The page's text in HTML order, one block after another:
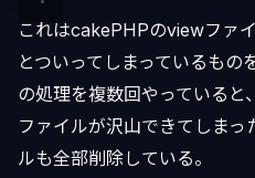
これはcakePHPのviewファ
とついってしまっているも
の処理を複数回やっている
ファイルが沢山できてしま
ルも全部削除している。